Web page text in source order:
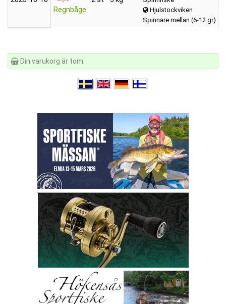
Regnbåge
Hjulstockviken
Spinnare mellan (6-12 gr)
Din varukorg är tom.